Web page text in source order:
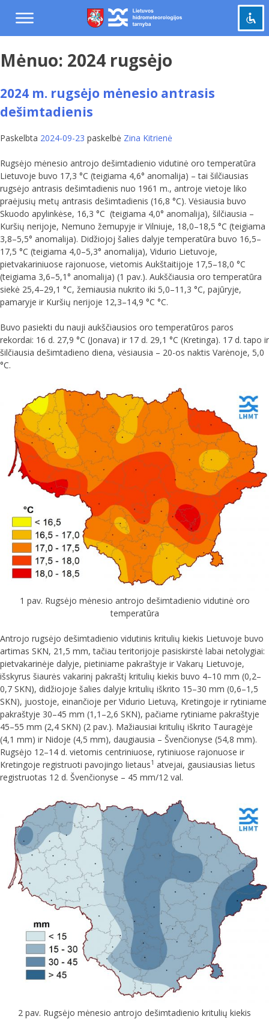
title Pažymėti antraštes
zoom_in Priartinti
remove_circle_outline Sumažinti šriftą
add_circle_outline Padidinti šriftą
Šviesus kontrastas
brightness_low Tamsus kontrastas
Grąžinti
viską
pradinę
būseną
cached
turinį
Mėnuo: 2024 rugsėjo
2024 m. rugsėjo mėnesio antrasis
dešimtadienis
Paskelbta 2024-09-23 paskelbė Zina Kitrienė
Rugsėjo mėnesio antrojo dešimtadienio vidutinė oro temperatūra
Lietuvoje buvo 17,3 °C (teigiama 4,6° anomalija) – tai šilčiausias
rugsėjo antrasis dešimtadienis nuo 1961 m., antroje vietoje liko
praėjusių metų antrasis dešimtadienis (16,8 °C). Vėsiausia buvo
Skuodo apylinkėse, 16,3 °C (teigiama 4,0° anomalija), šilčiausia –
Kuršių nerijoje, Nemuno žemupyje ir Vilniuje, 18,0–18,5 °C (teigiama
3,8–5,5° anomalija). Didžiojoj šalies dalyje temperatūra buvo 16,5–
17,5 °C (teigiama 4,0–5,3° anomalija), Vidurio Lietuvoje,
pietvakariniuose rajonuose, vietomis Aukštaitijoje 17,5–18,0 °C
(teigiama 3,6–5,1° anomalija) (1 pav.). Aukščiausia oro temperatūra
siekė 25,4–29,1 °C, žemiausia nukrito iki 5,0–11,3 °C, pajūryje,
pamaryje ir Kuršių nerijoje 12,3–14,9 °C °C.
Buvo pasiekti du nauji aukščiausios oro temperatūros paros
rekordai: 16 d. 27,9 °C (Jonava) ir 17 d. 29,1 °C (Kretinga). 17 d. tapo ir
šilčiausia dešimtadieno diena, vėsiausia – 20-os naktis Varėnoje, 5,0
°C.
1 pav. Rugsėjo mėnesio antrojo dešimtadienio vidutinė oro
temperatūra
Antrojo rugsėjo dešimtadienio vidutinis kritulių kiekis Lietuvoje buvo
artimas SKN, 21,5 mm, tačiau teritorijoje pasiskirstė labai netolygiai:
pietvakarinėje dalyje, pietiniame pakraštyje ir Vakarų Lietuvoje,
išskyrus šiaurės vakarinį pakraštį kritulių kiekis buvo 4–10 mm (0,2–
0,7 SKN), didžiojoje šalies dalyje kritulių iškrito 15–30 mm (0,6–1,5
SKN), juostoje, einančioje per Vidurio Lietuvą, Kretingoje ir rytiniame
pakraštyje 30–45 mm (1,1–2,6 SKN), pačiame rytiniame pakraštyje
45–55 mm (2,4 SKN) (2 pav.). Mažiausiai kritulių iškrito Tauragėje
(4,1 mm) ir Nidoje (4,5 mm), daugiausia – Švenčionyse (54,8 mm).
Rugsėjo 12–14 d. vietomis centriniuose, rytiniuose rajonuose ir
Kretingoje registruoti pavojingo lietaus1 atvejai, gausiausias lietus
registruotas 12 d. Švenčionyse – 45 mm/12 val.
2 pav. Rugsėjo mėnesio antrojo dešimtadienio kritulių kiekis